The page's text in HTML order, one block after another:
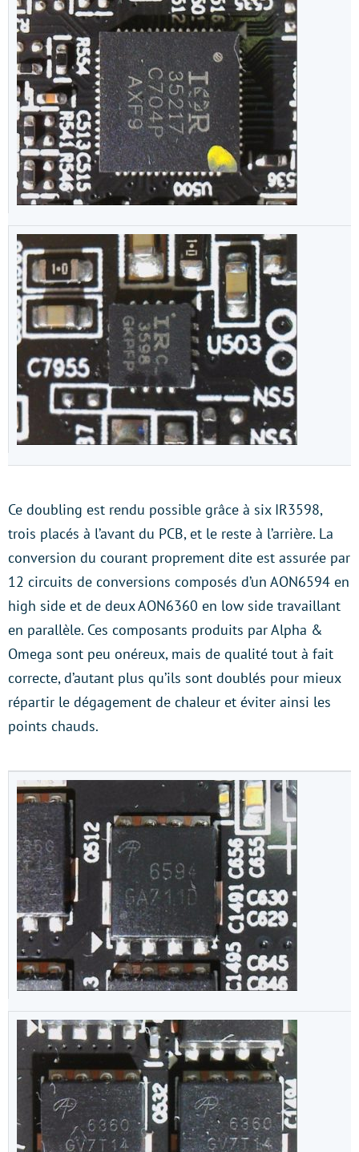
Ce doubling est rendu possible grâce à six IR3598,
trois placés à l’avant du PCB, et le reste à l’arrière. La
conversion du courant proprement dite est assurée par
12 circuits de conversions composés d’un AON6594 en
high side et de deux AON6360 en low side travaillant
en parallèle. Ces composants produits par Alpha &
Omega sont peu onéreux, mais de qualité tout à fait
correcte, d’autant plus qu’ils sont doublés pour mieux
répartir le dégagement de chaleur et éviter ainsi les
points chauds.